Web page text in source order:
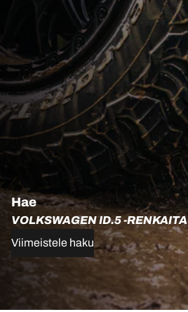
Hae
VOLKSWAGEN ID.5 -RENKAITA
Viimeistele haku